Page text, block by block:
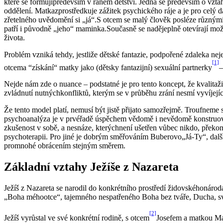
oddělení. Matkazprostředkuje zážitek psychického ráje a je pro celý
zřetelného uvědomění si „já“.S otcem se malý člověk posléze
patří i původně „jeho“ maminka.Současně se nadějeplně otevírají
života.
Problém vzniká tehdy, jestliže dětské fantazie, podpořené zdaleka
otcema “získání“ matky jako (dětsky fantazijní) sexuální partnerky
[1]
Nejde nám zde o nuance – podstatné je pro tento koncept, že
zvládnutí nutnýchkonfliktů, kterým se v průběhu zrání nesmí
Že tento model platí, nemusí být jistě přijato samozřejmě.
psychoanalýza je v prvéřadě úspěchem vědomě i nevědomě
zkušenost v sobě, a nesnáze, kterýchnení ušetřen vůbec nikdo,
psychoterapii. Pro jiné je dobrým směřováním Buberovo„Já-Ty“,
promnohé obrácením stejným směrem.
Základní vztahy Ježíše z Nazareta
Ježíš z Nazareta se narodil do konkrétního prostředí
„Boha méhootce“, tajemného nespatřeného Boha bez tváře,
Ježíš vyrůstal ve své konkrétní rodině, s otcem
[2]
Josefem a matkou